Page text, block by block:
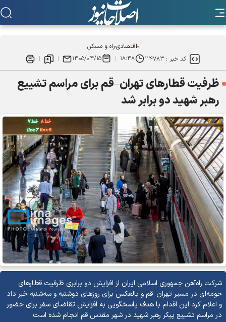
اقتصادیراه و مسکن
کد خبر :۱۱۴۷۸۳ ۱۸:۴۸ ۱۴۰۵/۰۴/۱۵
ظرفیت قطار‌های تهران–قم برای مراسم تشییع
رهبر شهید دو برابر شد
شرکت راه‌آهن جمهوری اسلامی ایران از افزایش دو برابری ظرفیت قطار‌های
حومه‌ای در مسیر تهران–قم و بالعکس برای روز‌های دوشنبه و سه‌شنبه خبر داد
و اعلام کرد این اقدام با هدف پاسخگویی به افزایش تقاضای سفر برای حضور
در مراسم تشییع پیکر رهبر شهید در شهر مقدس قم انجام شده است.